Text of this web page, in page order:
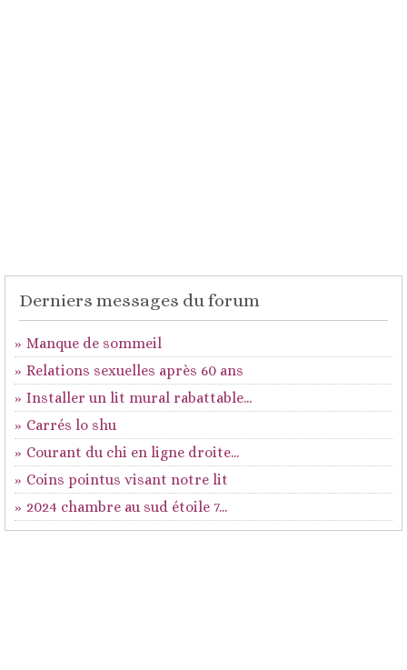
Derniers messages du forum
Manque de sommeil
Relations sexuelles après 60 ans
Installer un lit mural rabattable...
Carrés lo shu
Courant du chi en ligne droite...
Coins pointus visant notre lit
2024 chambre au sud étoile 7...